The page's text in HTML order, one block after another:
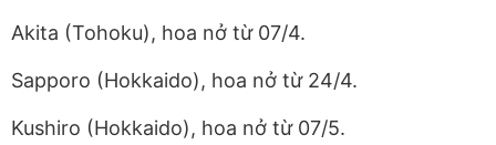
Akita (Tohoku), hoa nở từ 07/4.
Sapporo (Hokkaido), hoa nở từ 24/4.
Kushiro (Hokkaido), hoa nở từ 07/5.